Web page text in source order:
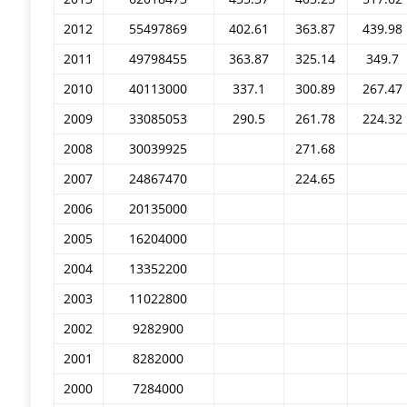
2012
55497869 402.61 363.87
439.98
2011
49798455 363.87 325.14
349.7
2010
40113000 337.1 300.89
267.47
2009
33085053 290.5 261.78
224.32
2008
30039925
271.68
2007
24867470
224.65
2006
20135000
2005
16204000
2004
13352200
2003
11022800
2002
9282900
2001
8282000
2000
7284000